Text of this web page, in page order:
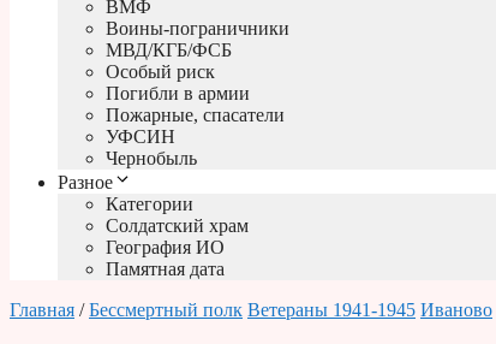
ВМФ
Воины-пограничники
МВД/КГБ/ФСБ
Особый риск
Погибли в армии
Пожарные, спасатели
УФСИН
Чернобыль
Разное
Категории
Солдатский храм
География ИО
Памятная дата
Главная /Бессмертный полк Ветераны 1941-1945 Иваново